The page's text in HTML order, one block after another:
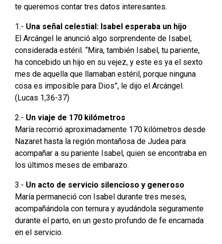
te queremos contar tres datos interesantes.
1.- Una señal celestial: Isabel esperaba un hijo
El Arcángel le anunció algo sorprendente de Isabel,
considerada estéril. “Mira, también Isabel, tu pariente,
ha concebido un hijo en su vejez, y este es ya el sexto
mes de aquella que llamaban estéril, porque ninguna
cosa es imposible para Dios”, le dijo el Arcángel.
(Lucas 1,36-37)
2.- Un viaje de 170 kilómetros
María recorrió aproximadamente 170 kilómetros desde
Nazaret hasta la región montañosa de Judea para
acompañar a su pariente Isabel, quien se encontraba en
los últimos meses de embarazo.
3.- Un acto de servicio silencioso y generoso
María permaneció con Isabel durante tres meses,
acompañándola con ternura y ayudándola seguramente
durante el parto, en un gesto profundo de fe encarnada
en el servicio.